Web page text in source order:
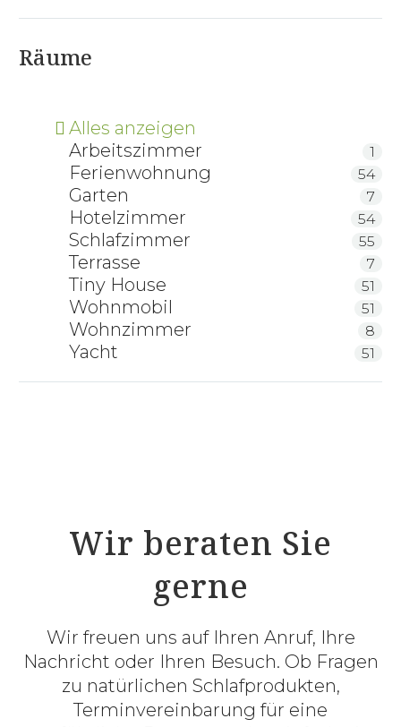
Räume
Alles anzeigen
Arbeitszimmer
1
Ferienwohnung 54
Garten 7
Hotelzimmer 54
Schlafzimmer 55
Terrasse 7
Tiny House 51
Wohnmobil 51
Wohnzimmer 8
Yacht 51
Wir beraten Sie
gerne
Wir freuen uns auf Ihren Anruf, Ihre
Nachricht oder Ihren Besuch. Ob Fragen
zu natürlichen Schlafprodukten,
Terminvereinbarung für eine